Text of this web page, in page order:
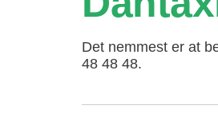
Det nemmest er at
48 48 48.